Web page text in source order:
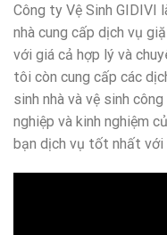
Công ty Vệ Sinh GIDIVI
nhà cung cấp dịch vụ
với giá cả hợp lý và
tôi còn cung cấp các
sinh nhà và vệ sinh
nghiệp và kinh nghiệm
bạn dịch vụ tốt nhất với